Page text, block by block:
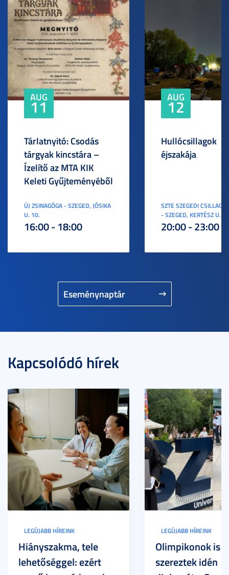
Eseménynaptár
AUG
11
Tárlatnyitó: Csodás
tárgyak kincstára –
Ízelítő az MTA KIK
Keleti Gyűjteményéből
ÚJ ZSINAGÓGA - SZEGED, JÓSIKA
U. 10.
16:00 - 18:00
AUG
12
Hullócsillagok
éjszakája
SZTE SZEGEDI
- SZEGED, KERTÉSZ U. 3.
20:00 - 23:00
Kapcsolódó hírek
LEGÚJABB HÍREINK
Hiányszakma, tele
lehetőséggel: ezért
LEGÚJABB HÍREINK
Olimpikonok is
szereztek idén